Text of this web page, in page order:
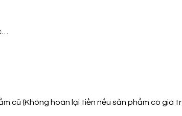
cũ (Không hoàn lại tiền nếu sản phẩm có giá